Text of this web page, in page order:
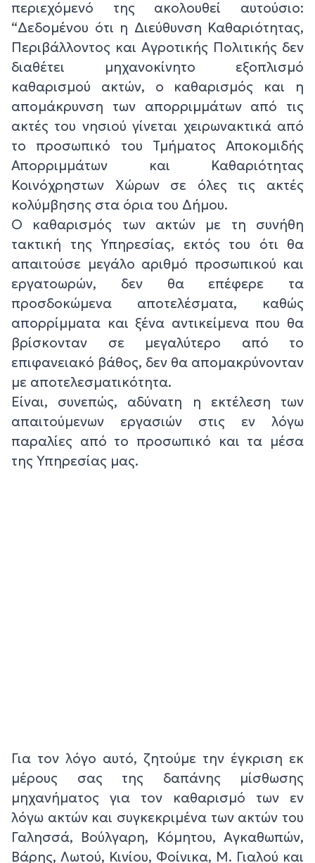
περιεχόμενό της ακολουθεί αυτούσιο:
“Δεδομένου ότι η Διεύθυνση Καθαριότητας,
Περιβάλλοντος και Αγροτικής Πολιτικής δεν
διαθέτει μηχανοκίνητο εξοπλισμό
καθαρισμού ακτών, ο καθαρισμός και η
απομάκρυνση των απορριμμάτων από τις
ακτές του νησιού γίνεται χειρωνακτικά από
το προσωπικό του Τμήματος Αποκομιδής
Απορριμμάτων και Καθαριότητας
Κοινόχρηστων Χώρων σε όλες τις ακτές
κολύμβησης στα όρια του Δήμου.
Ο καθαρισμός των ακτών με τη συνήθη
τακτική της Υπηρεσίας, εκτός του ότι θα
απαιτούσε μεγάλο αριθμό προσωπικού και
εργατοωρών, δεν θα επέφερε τα
προσδοκώμενα αποτελέσματα, καθώς
απορρίμματα και ξένα αντικείμενα που θα
βρίσκονταν σε μεγαλύτερο από το
επιφανειακό βάθος, δεν θα απομακρύνονταν
με αποτελεσματικότητα.
Είναι, συνεπώς, αδύνατη η εκτέλεση των
απαιτούμενων εργασιών στις εν λόγω
παραλίες από το προσωπικό και τα μέσα
της Υπηρεσίας μας.
Για τον λόγο αυτό, ζητούμε την έγκριση εκ
μέρους σας της δαπάνης μίσθωσης
μηχανήματος για τον καθαρισμό των εν
λόγω ακτών και συγκεκριμένα των ακτών του
Γαλησσά, Βούλγαρη, Κόμητου, Αγκαθωπών,
Βάρης, Λωτού, Κινίου, Φοίνικα, Μ. Γιαλού και